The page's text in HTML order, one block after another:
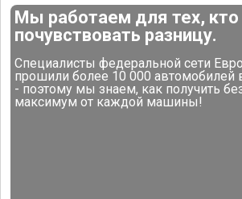
Мы работаем для тех,
почувствовать разницу.
Специалисты федеральной сети
прошили более 10 000 автомобилей
- поэтому мы знаем, как получить
максимум от каждой машины!